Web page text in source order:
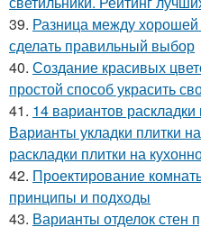
39. Разница между хорошей
сделать правильный выбор
40. Создание красивых
простой способ украсить
41. 14 вариантов
Варианты укладки плитки
раскладки плитки на
42. Проектирование
принципы и подходы
43. Варианты отделок стен